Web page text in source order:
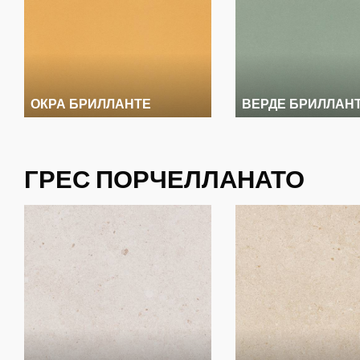
ОКРА БРИЛЛАНТЕ ВЕРДЕ
ГРЕС ПОРЧЕЛЛАНАТО